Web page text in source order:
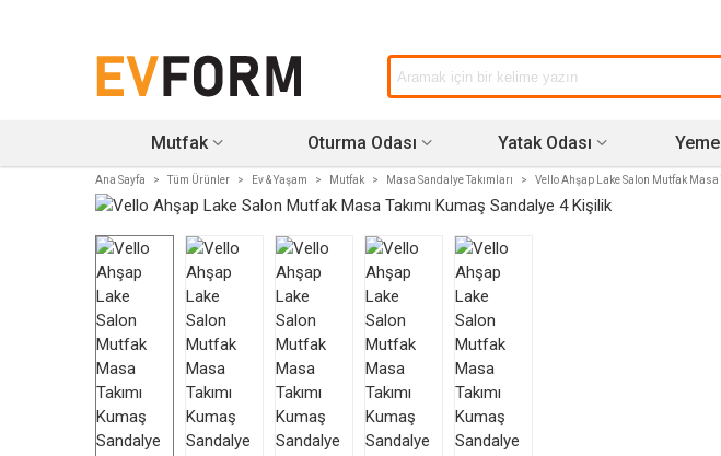
Mutfak Oturma Odası Yatak Odası
Ana Sayfa > Tüm Ürünler > Ev & Yaşam > Mutfak > Masa Sandalye Takımları > Vello Ahşap Lake Salon Mutfak Masa